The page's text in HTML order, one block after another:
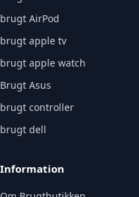
brugt AirPod
brugt apple tv
brugt apple watch
Brugt Asus
brugt controller
brugt dell
Information